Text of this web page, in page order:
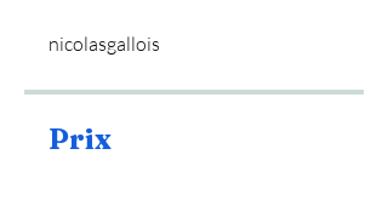
nicolasgallois
Prix